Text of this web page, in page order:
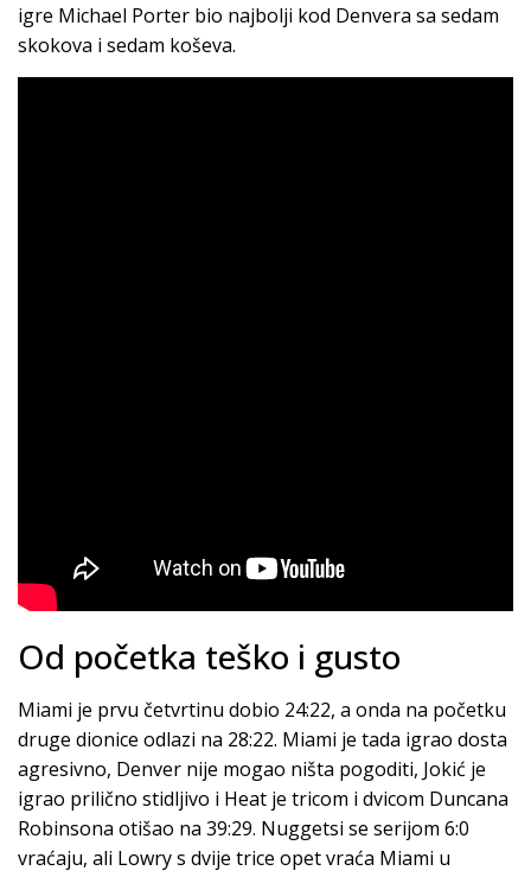
igre Michael Porter bio najbolji kod Denvera sa sedam
skokova i sedam koševa.
Od početka teško i gusto
Miami je prvu četvrtinu dobio 24:22, a onda na početku
druge dionice odlazi na 28:22. Miami je tada igrao dosta
agresivno, Denver nije mogao ništa pogoditi, Jokić je
igrao prilično stidljivo i Heat je tricom i dvicom Duncana
Robinsona otišao na 39:29. Nuggetsi se serijom 6:0
vraćaju, ali Lowry s dvije trice opet vraća Miami u